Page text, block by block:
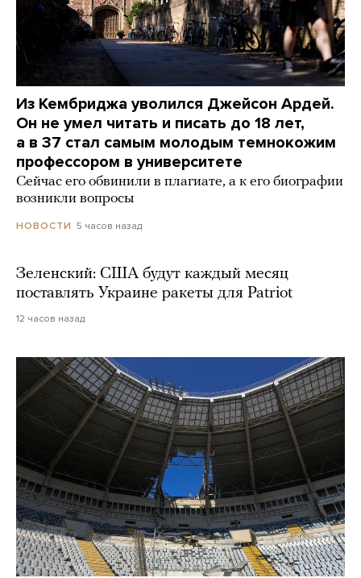
Из Кембриджа уволился Джейсон Ардей.
Он не умел читать и писать до 18 лет,
а в 37 стал самым молодым темнокожим
профессором в университете
Сейчас его обвинили в плагиате, а к его биографии
возникли вопросы
НОВОСТИ 5 часов назад
Зеленский: США будут каждый месяц
поставлять Украине ракеты для Patriot
12 часов назад